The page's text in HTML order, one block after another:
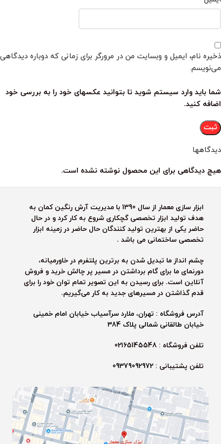
دیدگاهها
هیچ دیدگاهی برای این محصول نوشته نشده است.
ذخیره نام، ایمیل و وبسایت من در مرورگر برای زمانی که دوباره دیدگاهی
می‌نویسم.
شما باید وارد سیستم شوید تا بتوانید عکسهای خود را به بررسی خود
اضافه کنید.
ابزار سازی معمار از سال 1390 با مدیریت آرش رنگین کمان به
هدف تولید ابزار تخصصی گچکاری شروع به کار کرد و در حال
حاضر یکی از بهترین تولید کنندگان حال حاضر در زمینه ابزار
تخصصی ساختمانی می باشد .
چشم انداز ما تبدیل شدن به برترین پلتفرم در خاورمیانه،
دورنمای ما برای گام برداشتن در مسیر پر چالش خرید و فروش
آنلاین است. برای رسیدن به این تصویر تمام توان خود را برای
قدم گذاشتن در مسیرهای جدید به کار می‌گیریم.
آدرس فروشگاه : تهران، ملارد سرآسیاب خیابان امام خمینی
خیابان طالقانی شمالی پلاک 384
تلفن فروشگاه : 02165145548
تلفن پشتیبانی : 09379092972